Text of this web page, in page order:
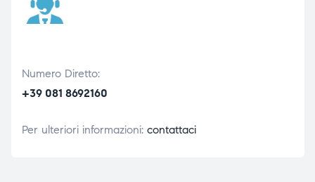
Numero Diretto:
+39 081 8692160
Per ulteriori informazioni: contattaci